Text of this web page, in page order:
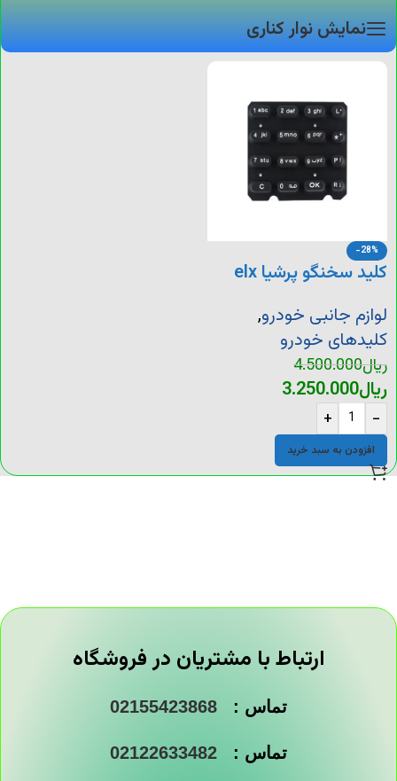
نمایش نوار کناری
-28%
کلید سخنگو پرشیا elx
لوازم جانبی خودرو,
کلیدهای خودرو
ریال4.500.000
ریال3.250.000
-
+
افزودن به سبد خرید
ارتباط با مشتریان در فروشگاه
تماس : 02155423868
تماس : 02122633482